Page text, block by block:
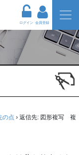
ログイン 会員登録
の点 › 返信先: 図形複写 複